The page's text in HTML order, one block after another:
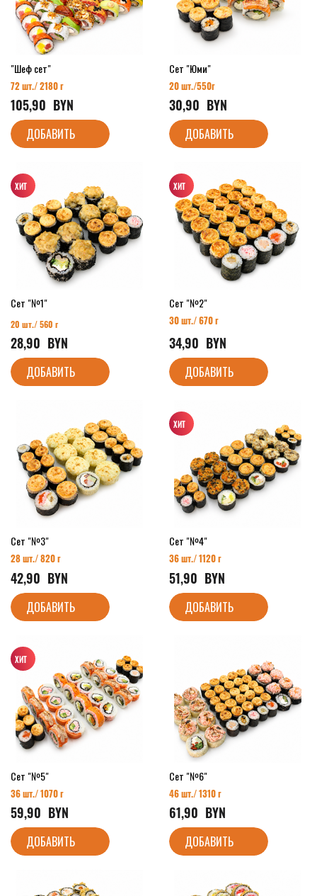
"Шеф сет"
72 шт./ 2180 г
105,90
  BYN
ДОБАВИТЬ
Сет "Юми"
20 шт./550г
30,90
  BYN
ДОБАВИТЬ
Сет "№1"
20 шт./ 560 г
28,90
  BYN
ДОБАВИТЬ
Сет "№2"
30 шт./ 670 г
34,90
  BYN
ДОБАВИТЬ
Сет "№3"
28 шт./ 820 г
42,90
  BYN
ДОБАВИТЬ
Сет "№4"
36 шт./ 1120 г
51,90
  BYN
ДОБАВИТЬ
Сет "№5"
36 шт./ 1070 г
59,90
  BYN
ДОБАВИТЬ
Сет "№6"
46 шт./ 1310 г
61,90
  BYN
ДОБАВИТЬ